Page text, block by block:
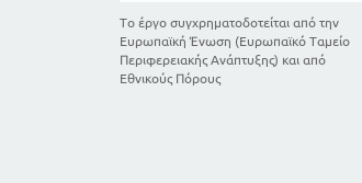
Το έργο συγχρηματοδοτείται από την
Ευρωπαϊκή Ένωση (Ευρωπαϊκό Ταμείο
Περιφερειακής Ανάπτυξης) και από
Εθνικούς Πόρους